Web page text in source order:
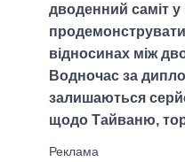
дводенний саміт у
продемонструвати
відносинах між
Водночас за
залишаються
щодо Тайваню,